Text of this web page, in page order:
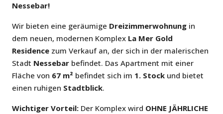
Nessebar!
Wir bieten eine geräumige Dreizimmerwohnung in
dem neuen, modernen Komplex La Mer Gold
Residence zum Verkauf an, der sich in der malerischen
Stadt Nessebar befindet. Das Apartment mit einer
Fläche von 67 m² befindet sich im 1. Stock und bietet
einen ruhigen Stadtblick.
Wichtiger Vorteil: Der Komplex wird OHNE JÄHRLICHE